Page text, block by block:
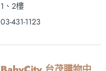
1、2樓
03-431-1123